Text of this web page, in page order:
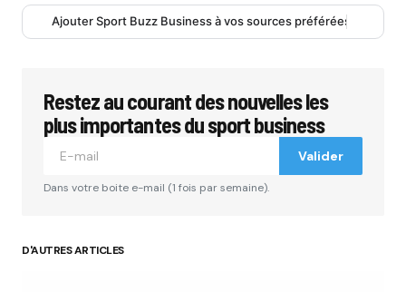
Ajouter Sport Buzz Business à vos sources préférées
Restez au courant des nouvelles les
plus importantes du sport business
Valider
Dans votre boite e-mail (1 fois par semaine).
D'AUTRES ARTICLES